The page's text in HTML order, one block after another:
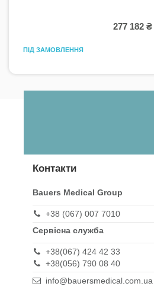
277 182 ₴
ПІД ЗАМОВЛЕННЯ
Контакти
Bauers Medical Group
+38 (067) 007 7010
Сервісна служба
+38(067) 424 42 33
+38(056) 790 08 40
info@bauersmedical.com.ua